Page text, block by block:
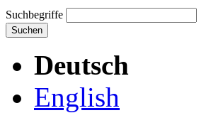
Suchbegriffe
Suchen
Deutsch
English